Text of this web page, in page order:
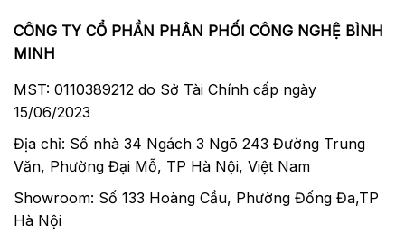
CÔNG TY CỔ PHẦN PHÂN PHỐI CÔNG NGHỆ BÌNH
MINH
MST: 0110389212 do Sở Tài Chính cấp ngày
15/06/2023
Địa chỉ: Số nhà 34 Ngách 3 Ngõ 243 Đường Trung
Văn, Phường Đại Mỗ, TP Hà Nội, Việt Nam
Showroom: Số 133 Hoàng Cầu, Phường Đống Đa,TP
Hà Nội